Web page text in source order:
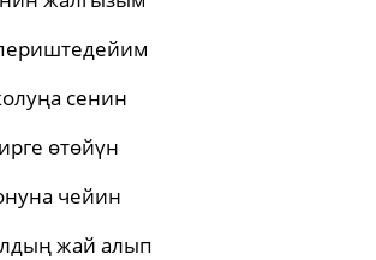
сенин
өтөйүн
чейин
жай алып